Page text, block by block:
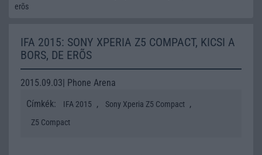
erõs
IFA 2015: SONY XPERIA Z5 COMPACT, KICSI A
BORS, DE ERÕS
2015.09.03| Phone Arena
Címkék:
IFA 2015 , Sony Xperia Z5 Compact ,
Z5 Compact